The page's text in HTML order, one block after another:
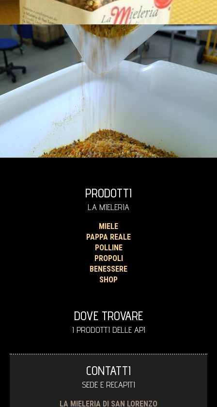
PRODOTTI
LA MIELERIA
MIELE
PAPPA REALE
POLLINE
PROPOLI
BENESSERE
SHOP
DOVE TROVARE
I PRODOTTI DELLE API
CONTATTI
SEDE E RECAPITI
LA MIELERIA DI SAN LORENZO